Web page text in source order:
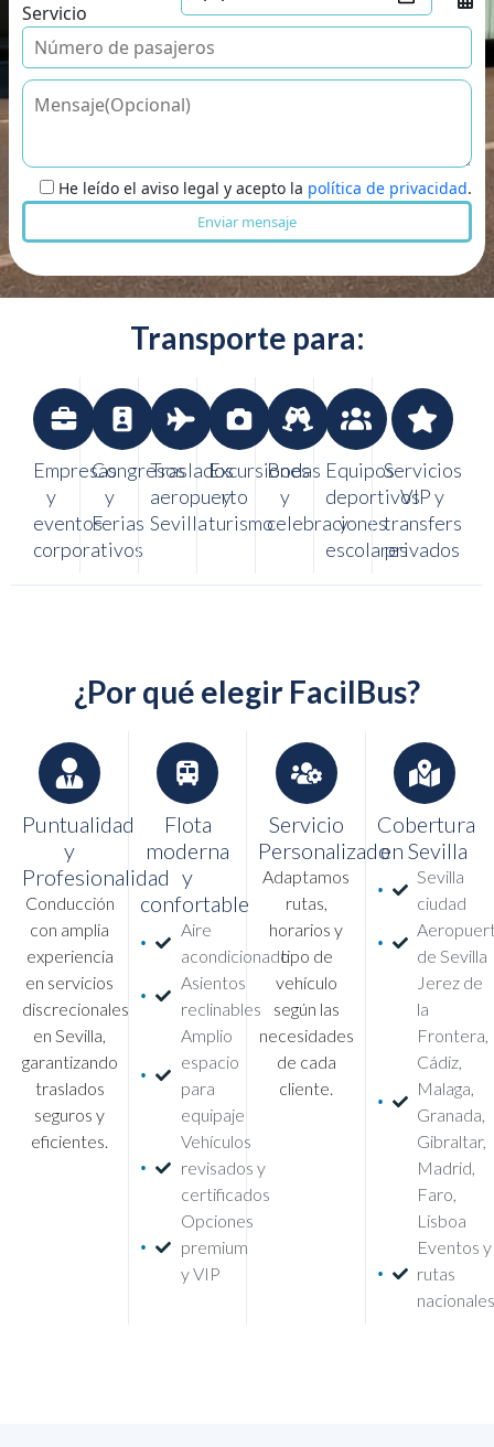
Servicio
He leído el aviso legal y acepto la política de privacidad.
Transporte para:
Empresas
y
eventos
corporativos
Congresos
y
Ferias
Traslados
aeropuerto
Sevilla
Excursiones
y
turismo
Bodas
y
celebraciones
Equipos
deportivos
y
escolares
Servicios
VIP y
transfers
privados
¿Por qué elegir FacilBus?
Puntualidad
y
Profesionalidad
Conducción
con amplia
experiencia
en servicios
discrecionales
en Sevilla,
garantizando
traslados
seguros y
eficientes.
Flota
moderna
y
confortable
Aire
acondicionado
Asientos
reclinables
Amplio
espacio
para
equipaje
Vehículos
revisados y
certificados
Opciones
premium
y VIP
Servicio
Personalizado
Adaptamos
rutas,
horarios y
tipo de
vehículo
según las
necesidades
de cada
cliente.
Cobertura
en Sevilla
Sevilla
ciudad
de Sevilla
Jerez de
la
Frontera,
Cádiz,
Malaga,
Granada,
Gibraltar,
Madrid,
Faro,
Lisboa
Eventos y
rutas